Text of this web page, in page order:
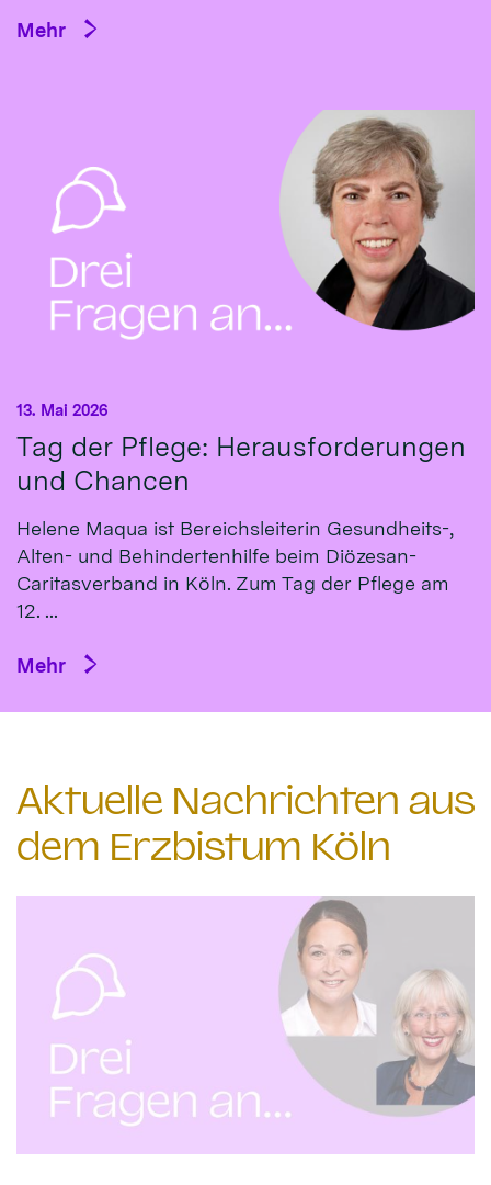
Mehr
Tag der Pflege: Herausforderungen
und Chancen
13. Mai 2026
Helene Maqua ist Bereichsleiterin Gesundheits-,
Alten- und Behindertenhilfe beim Diözesan-
Caritasverband in Köln. Zum Tag der Pflege am
12. ...
Mehr
Aktuelle Nachrichten aus
dem Erzbistum Köln